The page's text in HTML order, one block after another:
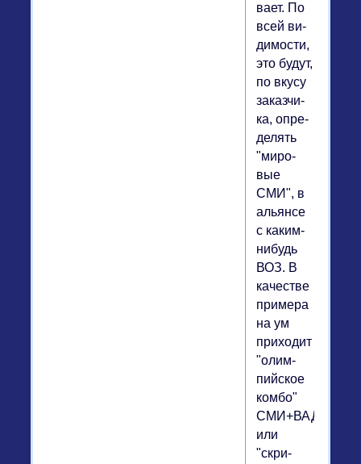
ва­ет. По
всей ви­
ди­мо­сти,
это будут,
по вкусу
за­каз­чи­
ка, опре­
де­лять
"ми­ро­
вые
СМИ", в
аль­ян­се
с каким-
нибудь
ВОЗ. В
ка­че­стве
при­ме­ра
на ум
при­хо­дит
"олим­
пий­ское
комбо"
СМИ+ВАДА
или
"скри­